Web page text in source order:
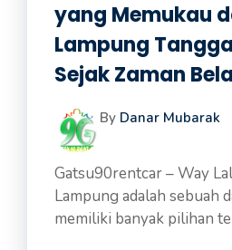
yang Memukau
Lampung
Sejak Zaman
By Danar Mubarak
Gatsu90rentcar – Way
Lampung adalah sebuah
memiliki banyak pilihan